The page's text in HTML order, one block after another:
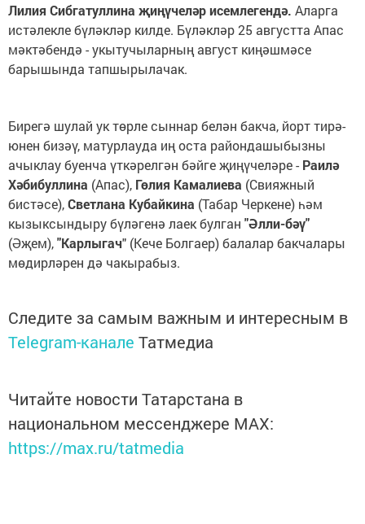
Лилия Сибгатуллина җиңүчеләр исемлегендә. Аларга
истәлекле бүләкләр килде. Бүләкләр 25 августта Апас
мәктәбендә - укытучыларның август киңәшмәсе
барышында тапшырылачак.
Бирегә шулай ук төрле сыннар белән бакча, йорт тирә-
юнен бизәү, матурлауда иң оста райондашыбызны
ачыклау буенча үткәрелгән бәйге җиңүчеләре - Раилә
Хәбибуллина (Апас), Гөлия Камалиева (Свияжный
бистәсе),Светлана Кубайкина (Табар Черкене) һәм
кызыксындыру бүләгенә лаек булган "Әлли-бәү"
(Әҗем),"Карлыгач" (Кече Болгаер) балалар бакчалары
мөдирләрен дә чакырабыз.
Следите за самым важным и интересным в
Telegram-канале Татмедиа
Читайте новости Татарстана в
национальном мессенджере MАХ:
https://max.ru/tatmedia